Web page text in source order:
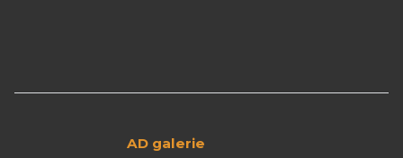
AD galerie